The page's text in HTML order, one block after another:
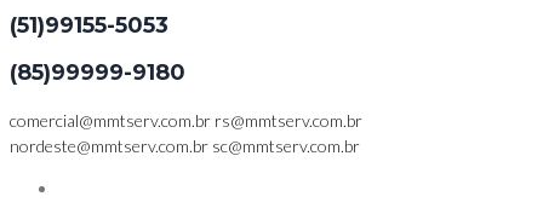
(51)99155-5053
(85)99999-9180
comercial@mmtserv.com.br rs@mmtserv.com.br
nordeste@mmtserv.com.br sc@mmtserv.com.br